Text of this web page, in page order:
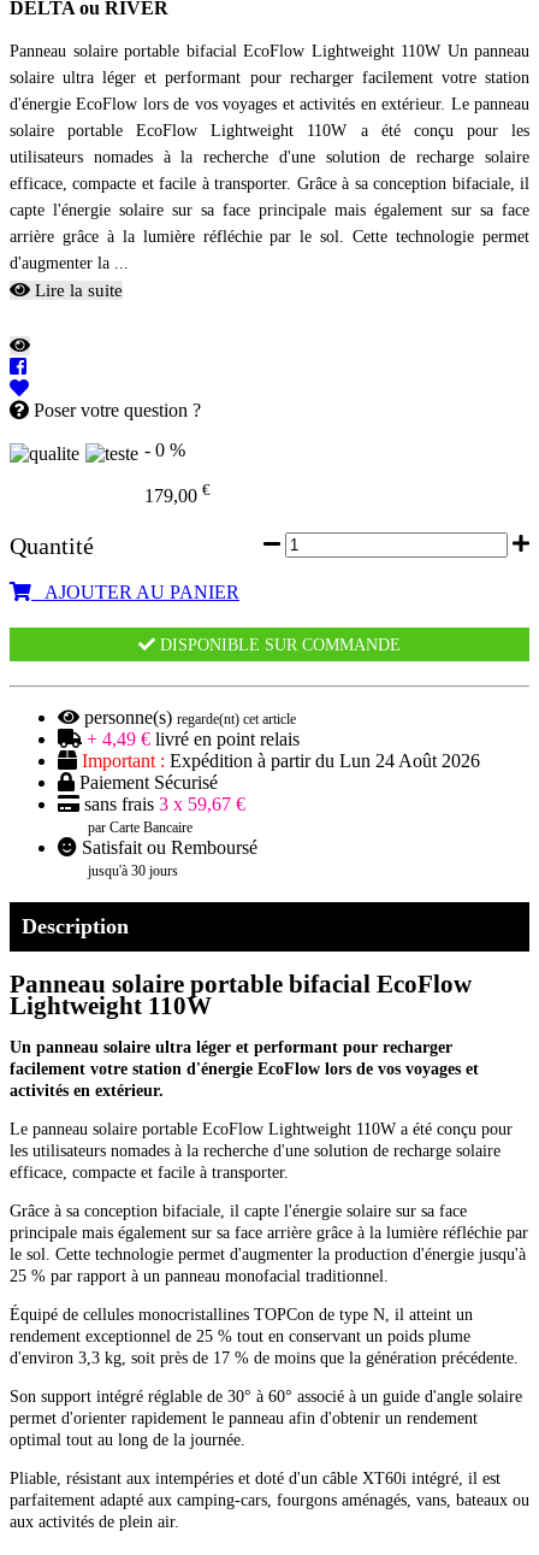
DELTA ou RIVER
Panneau solaire portable bifacial EcoFlow Lightweight 110W Un panneau
solaire ultra léger et performant pour recharger facilement votre station
d'énergie EcoFlow lors de vos voyages et activités en extérieur. Le panneau
solaire portable EcoFlow Lightweight 110W a été conçu pour les
utilisateurs nomades à la recherche d'une solution de recharge solaire
efficace, compacte et facile à transporter. Grâce à sa conception bifaciale, il
capte l'énergie solaire sur sa face principale mais également sur sa face
arrière grâce à la lumière réfléchie par le sol. Cette technologie permet
d'augmenter la ...
Lire la suite
Poser votre question ?
- 0 %
179,00 €
Quantité
AJOUTER AU PANIER
DISPONIBLE SUR COMMANDE
personne(s) regarde(nt) cet article
+ 4,49 € livré en point relais
Important : Expédition à partir du Lun 24 Août 2026
Paiement Sécurisé
sans frais 3 x 59,67 €
par Carte Bancaire
Satisfait ou Remboursé
jusqu'à 30 jours
Description
Panneau solaire portable bifacial EcoFlow
Lightweight 110W
Un panneau solaire ultra léger et performant pour recharger
facilement votre station d'énergie EcoFlow lors de vos voyages et
activités en extérieur.
Le panneau solaire portable EcoFlow Lightweight 110W a été conçu pour
les utilisateurs nomades à la recherche d'une solution de recharge solaire
efficace, compacte et facile à transporter.
Grâce à sa conception bifaciale, il capte l'énergie solaire sur sa face
principale mais également sur sa face arrière grâce à la lumière réfléchie par
le sol. Cette technologie permet d'augmenter la production d'énergie jusqu'à
25 % par rapport à un panneau monofacial traditionnel.
Équipé de cellules monocristallines TOPCon de type N, il atteint un
rendement exceptionnel de 25 % tout en conservant un poids plume
d'environ 3,3 kg, soit près de 17 % de moins que la génération précédente.
Son support intégré réglable de 30° à 60° associé à un guide d'angle solaire
permet d'orienter rapidement le panneau afin d'obtenir un rendement
optimal tout au long de la journée.
Pliable, résistant aux intempéries et doté d'un câble XT60i intégré, il est
parfaitement adapté aux camping-cars, fourgons aménagés, vans, bateaux ou
aux activités de plein air.